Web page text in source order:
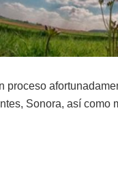
proceso
Sonora, así como